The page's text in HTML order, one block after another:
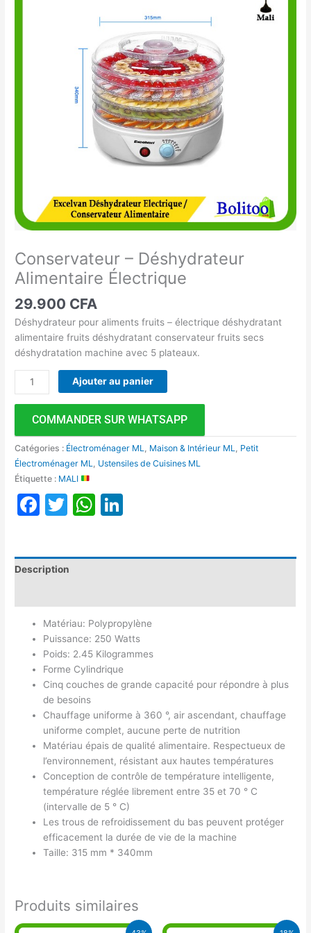
Conservateur – Déshydrateur
Alimentaire Électrique
29.900 CFA
Déshydrateur pour aliments fruits – électrique déshydratant
alimentaire fruits déshydratant conservateur fruits secs
déshydratation machine avec 5 plateaux.
Ajouter au panier
COMMANDER SUR WHATSAPP
Catégories : Électroménager ML Maison & Intérieur ML
Petit
Électroménager ML
Ustensiles de Cuisines ML
Étiquette : MALI
Facebook
TwitterWhatsApp
Description
Matériau: Polypropylène
Puissance: 250 Watts
Poids: 2.45 Kilogrammes
Forme Cylindrique
Cinq couches de grande capacité pour répondre à plus
de besoins
Chauffage uniforme à 360 °, air ascendant, chauffage
uniforme complet, aucune perte de nutrition
Matériau épais de qualité alimentaire. Respectueux de
l’environnement, résistant aux hautes températures
Conception de contrôle de température intelligente,
température réglée librement entre 35 et 70 ° C
(intervalle de 5 ° C)
Les trous de refroidissement du bas peuvent protéger
efficacement la durée de vie de la machine
Taille: 315 mm * 340mm
Produits similaires
Le
Le
Le
Le